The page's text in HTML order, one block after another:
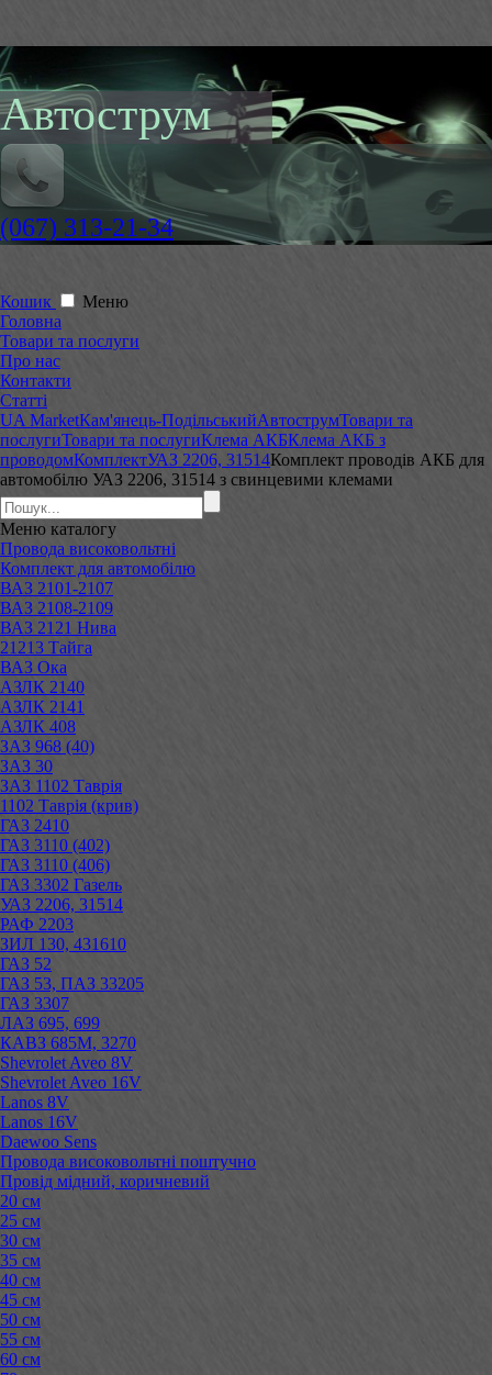
Автострум
(067) 313-21-34
Кошик
Меню
Головна
Товари та послуги
Про нас
Контакти
Статті
UA MarketКам'янець-ПодільськийАвтострумТовари та
послугиТовари та послугиКлема АКБКлема АКБ з
проводомКомплектУАЗ 2206, 31514Комплект проводів АКБ для
автомобілю УАЗ 2206, 31514 з свинцевими клемами
Меню каталогу
Провода високовольтні
Комплект для автомобілю
ВАЗ 2101-2107
ВАЗ 2108-2109
ВАЗ 2121 Нива
21213 Тайга
ВАЗ Ока
АЗЛК 2140
АЗЛК 2141
АЗЛК 408
ЗАЗ 968 (40)
ЗАЗ 30
ЗАЗ 1102 Таврія
1102 Таврія (крив)
ГАЗ 2410
ГАЗ 3110 (402)
ГАЗ 3110 (406)
ГАЗ 3302 Газель
УАЗ 2206, 31514
РАФ 2203
ЗИЛ 130, 431610
ГАЗ 52
ГАЗ 53, ПАЗ 33205
ГАЗ 3307
ЛАЗ 695, 699
КАВЗ 685М, 3270
Shevrolet Aveo 8V
Shevrolet Aveo 16V
Lanos 8V
Lanos 16V
Daewoo Sens
Провода високовольтні поштучно
Провід мідний, коричневий
20 см
25 см
30 см
35 см
40 см
45 см
50 см
55 см
60 см